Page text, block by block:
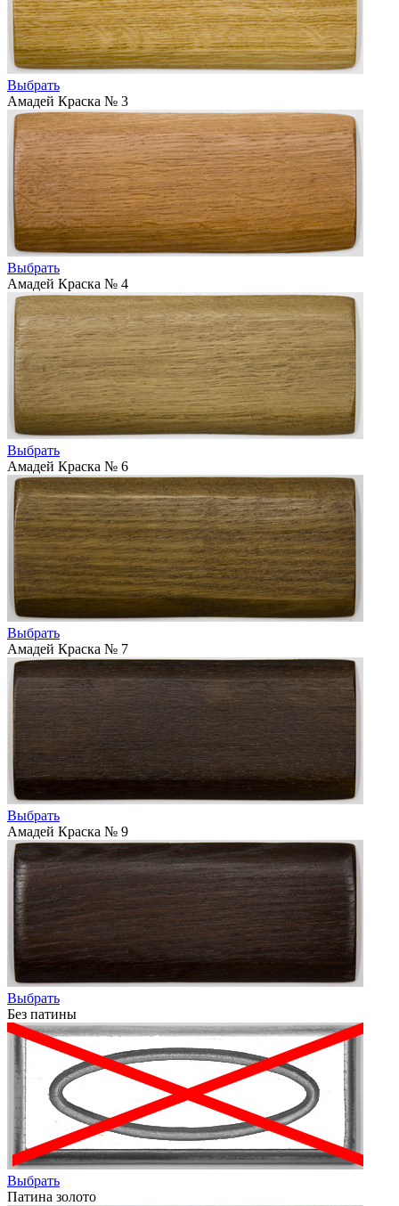
Выбрать
Амадей Краска № 3
Выбрать
Амадей Краска № 4
Выбрать
Амадей Краска № 6
Выбрать
Амадей Краска № 7
Выбрать
Амадей Краска № 9
Выбрать
Без патины
Выбрать
Патина золото